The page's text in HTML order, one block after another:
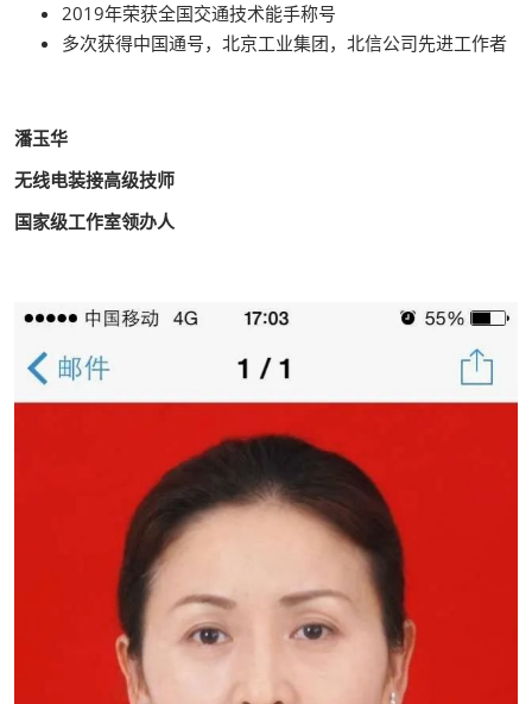
2019年荣获全国交通技术能手称号
多次获得中国通号，北京工业集团，北信公司先进工作者
潘玉华
无线电装接高级技师
国家级工作室领办人